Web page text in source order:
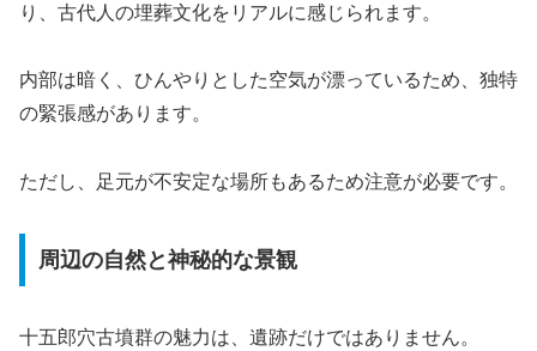
り、古代人の埋葬文化をリアルに感じられます。
内部は暗く、ひんやりとした空気が漂っているため、独特
の緊張感があります。
ただし、足元が不安定な場所もあるため注意が必要です。
周辺の自然と神秘的な景観
十五郎穴古墳群の魅力は、遺跡だけではありません。